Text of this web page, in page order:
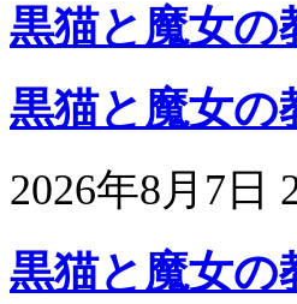
黒猫と魔女の
黒猫と魔女の
2026年8月7日
黒猫と魔女の